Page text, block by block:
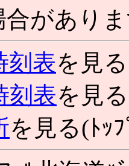
合があり
刻表を見る
刻表を見る
を見る(ﾄｯ